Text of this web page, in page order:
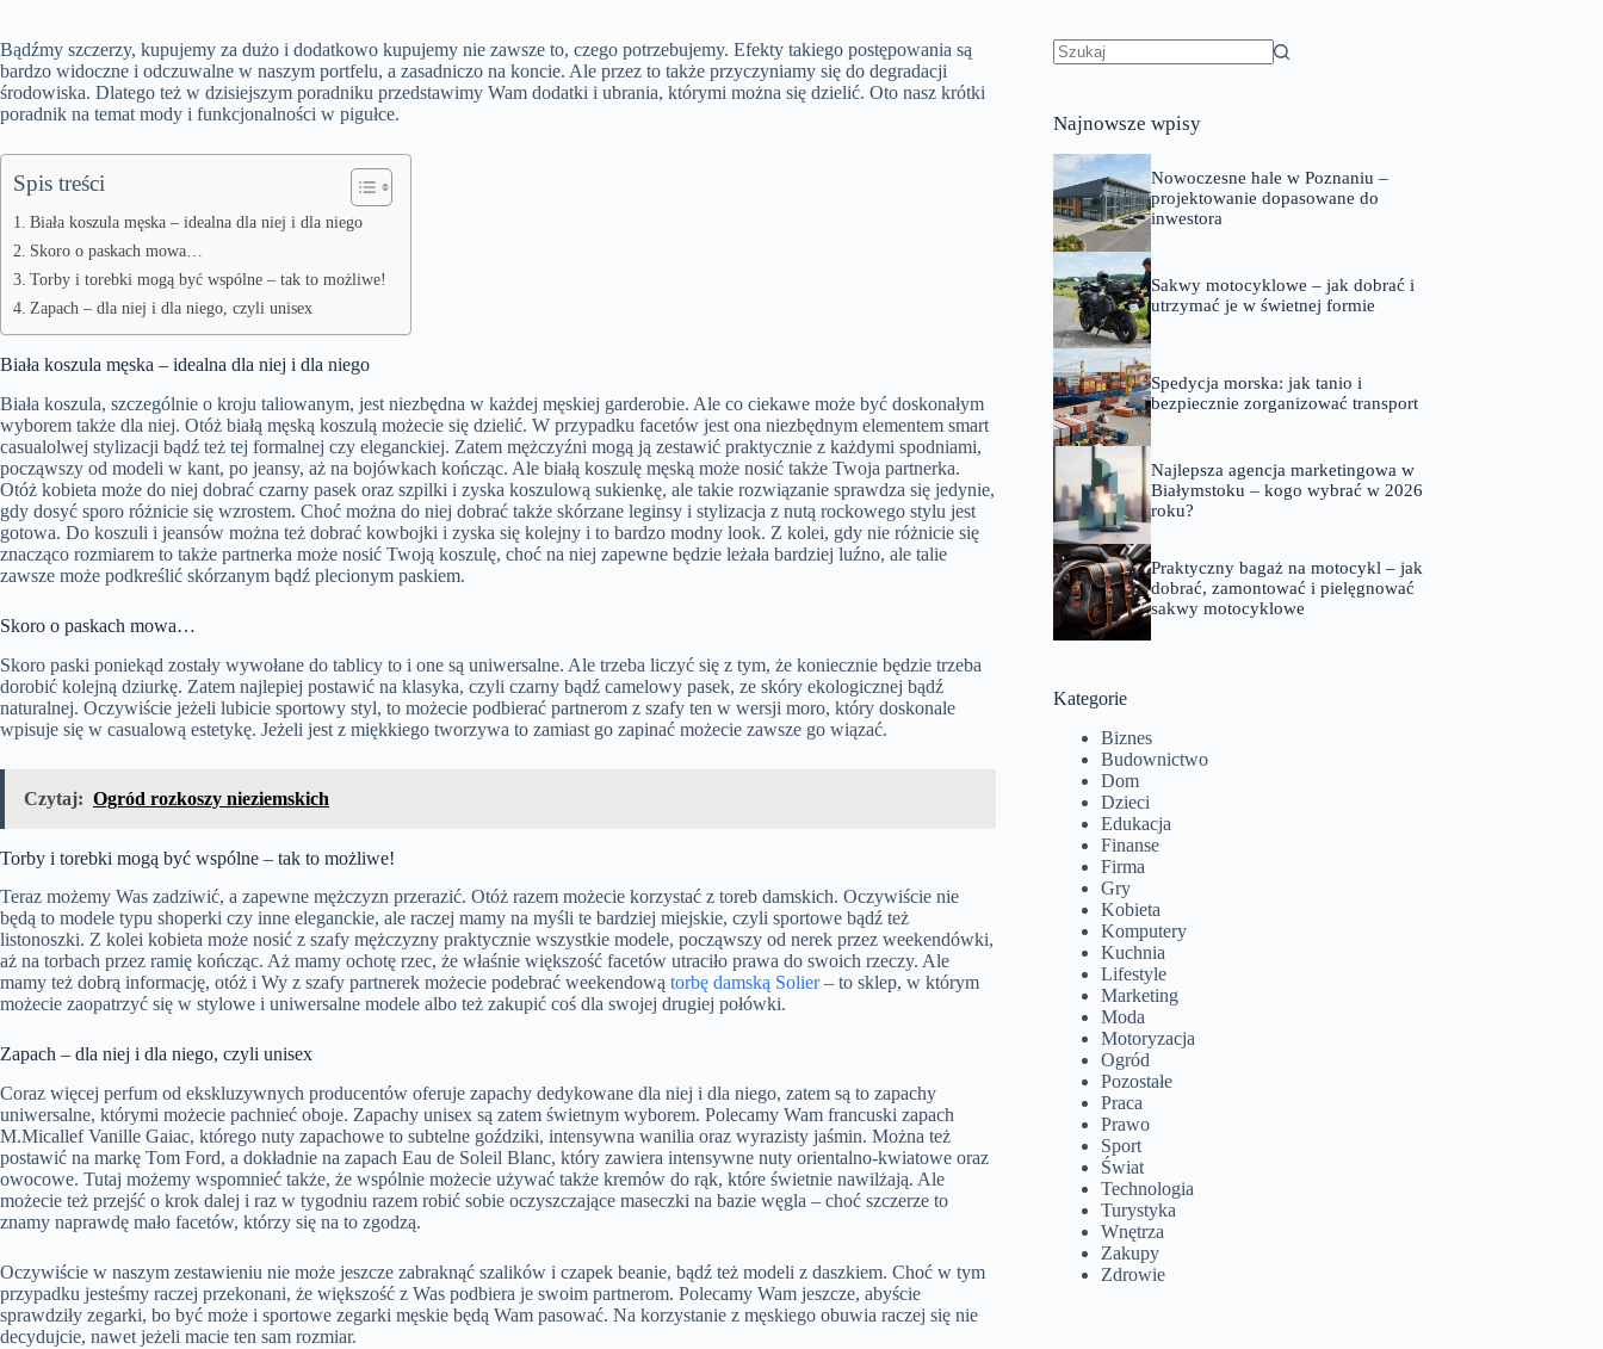
Bądźmy szczerzy, kupujemy za dużo i dodatkowo kupujemy nie zawsze to, czego potrzebujemy. Efekty takiego postępowania są
bardzo widoczne i odczuwalne w naszym portfelu, a zasadniczo na koncie. Ale przez to także przyczyniamy się do degradacji
środowiska. Dlatego też w dzisiejszym poradniku przedstawimy Wam dodatki i ubrania, którymi można się dzielić. Oto nasz krótki
poradnik na temat mody i funkcjonalności w pigułce.
Spis treści
Biała koszula męska – idealna dla niej i dla niego
Skoro o paskach mowa…
Torby i torebki mogą być wspólne – tak to możliwe!
Zapach – dla niej i dla niego, czyli unisex
Biała koszula męska – idealna dla niej i dla niego
Biała koszula, szczególnie o kroju taliowanym, jest niezbędna w każdej męskiej garderobie. Ale co ciekawe może być doskonałym
wyborem także dla niej. Otóż białą męską koszulą możecie się dzielić. W przypadku facetów jest ona niezbędnym elementem smart
casualolwej stylizacji bądź też tej formalnej czy eleganckiej. Zatem mężczyźni mogą ją zestawić praktycznie z każdymi spodniami,
począwszy od modeli w kant, po jeansy, aż na bojówkach kończąc. Ale białą koszulę męską może nosić także Twoja partnerka.
Otóż kobieta może do niej dobrać czarny pasek oraz szpilki i zyska koszulową sukienkę, ale takie rozwiązanie sprawdza się jedynie,
gdy dosyć sporo różnicie się wzrostem. Choć można do niej dobrać także skórzane leginsy i stylizacja z nutą rockowego stylu jest
gotowa. Do koszuli i jeansów można też dobrać kowbojki i zyska się kolejny i to bardzo modny look. Z kolei, gdy nie różnicie się
znacząco rozmiarem to także partnerka może nosić Twoją koszulę, choć na niej zapewne będzie leżała bardziej luźno, ale talie
zawsze może podkreślić skórzanym bądź plecionym paskiem.
Skoro o paskach mowa…
Skoro paski poniekąd zostały wywołane do tablicy to i one są uniwersalne. Ale trzeba liczyć się z tym, że koniecznie będzie trzeba
dorobić kolejną dziurkę. Zatem najlepiej postawić na klasyka, czyli czarny bądź camelowy pasek, ze skóry ekologicznej bądź
naturalnej. Oczywiście jeżeli lubicie sportowy styl, to możecie podbierać partnerom z szafy ten w wersji moro, który doskonale
wpisuje się w casualową estetykę. Jeżeli jest z miękkiego tworzywa to zamiast go zapinać możecie zawsze go wiązać.
Czytaj: Ogród rozkoszy nieziemskich
Torby i torebki mogą być wspólne – tak to możliwe!
Teraz możemy Was zadziwić, a zapewne mężczyzn przerazić. Otóż razem możecie korzystać z toreb damskich. Oczywiście nie
będą to modele typu shoperki czy inne eleganckie, ale raczej mamy na myśli te bardziej miejskie, czyli sportowe bądź też
listonoszki. Z kolei kobieta może nosić z szafy mężczyzny praktycznie wszystkie modele, począwszy od nerek przez weekendówki,
aż na torbach przez ramię kończąc. Aż mamy ochotę rzec, że właśnie większość facetów utraciło prawa do swoich rzeczy. Ale
mamy też dobrą informację, otóż i Wy z szafy partnerek możecie podebrać weekendową torbę damską Solier– to sklep, w którym
możecie zaopatrzyć się w stylowe i uniwersalne modele albo też zakupić coś dla swojej drugiej połówki.
Zapach – dla niej i dla niego, czyli unisex
Coraz więcej perfum od ekskluzywnych producentów oferuje zapachy dedykowane dla niej i dla niego, zatem są to zapachy
uniwersalne, którymi możecie pachnieć oboje. Zapachy unisex są zatem świetnym wyborem. Polecamy Wam francuski zapach
M.Micallef Vanille Gaiac, którego nuty zapachowe to subtelne goździki, intensywna wanilia oraz wyrazisty jaśmin. Można też
postawić na markę Tom Ford, a dokładnie na zapach Eau de Soleil Blanc, który zawiera intensywne nuty orientalno-kwiatowe oraz
owocowe. Tutaj możemy wspomnieć także, że wspólnie możecie używać także kremów do rąk, które świetnie nawilżają. Ale
możecie też przejść o krok dalej i raz w tygodniu razem robić sobie oczyszczające maseczki na bazie węgla – choć szczerze to
znamy naprawdę mało facetów, którzy się na to zgodzą.
Oczywiście w naszym zestawieniu nie może jeszcze zabraknąć szalików i czapek beanie, bądź też modeli z daszkiem. Choć w tym
przypadku jesteśmy raczej przekonani, że większość z Was podbiera je swoim partnerom. Polecamy Wam jeszcze, abyście
sprawdziły zegarki, bo być może i sportowe zegarki męskie będą Wam pasować. Na korzystanie z męskiego obuwia raczej się nie
decydujcie, nawet jeżeli macie ten sam rozmiar.
Najnowsze wpisy
Nowoczesne hale w Poznaniu –
projektowanie dopasowane do
inwestora
Sakwy motocyklowe – jak dobrać i
utrzymać je w świetnej formie
Spedycja morska: jak tanio i
bezpiecznie zorganizować transport
Najlepsza agencja marketingowa w
Białymstoku – kogo wybrać w 2026
roku?
Praktyczny bagaż na motocykl – jak
dobrać, zamontować i pielęgnować
sakwy motocyklowe
Kategorie
Biznes
Budownictwo
Dom
Dzieci
Edukacja
Finanse
Firma
Gry
Kobieta
Komputery
Kuchnia
Lifestyle
Marketing
Moda
Motoryzacja
Ogród
Pozostałe
Praca
Prawo
Sport
Świat
Technologia
Turystyka
Wnętrza
Zakupy
Zdrowie